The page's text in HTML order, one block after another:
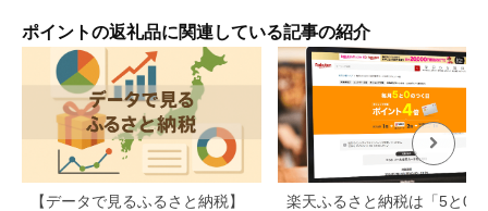
レス スマホ ポイント
スマホ 便利 簡単 デジ
タル 支払い 地域通貨
送料無料
ポイントの返礼品に関連している記事の紹介
【データで見るふるさと納税】
楽天ふるさと納税は「5と0